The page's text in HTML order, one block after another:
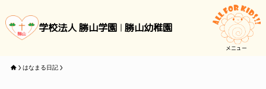
学校法人 勝山学園 勝山幼稚園
メニュー
はなまる日記